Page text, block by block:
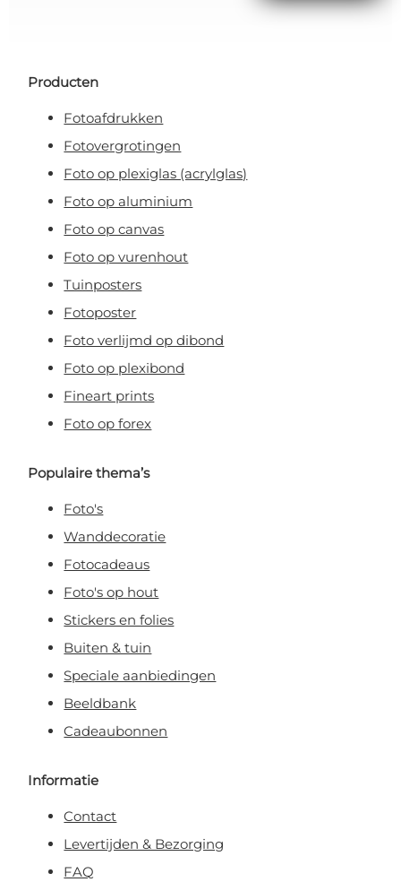
Producten
Fotoafdrukken
Fotovergrotingen
Foto op plexiglas (acrylglas)
Foto op aluminium
Foto op canvas
Foto op vurenhout
Tuinposters
Fotoposter
Foto verlijmd op dibond
Foto op plexibond
Fineart prints
Foto op forex
Populaire thema’s
Foto's
Wanddecoratie
Fotocadeaus
Foto's op hout
Stickers en folies
Buiten & tuin
Speciale aanbiedingen
Beeldbank
Cadeaubonnen
Informatie
Contact
Levertijden & Bezorging
FAQ